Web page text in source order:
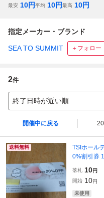
最安 10円平均 10円最高 10円
指定メーカー・ブランド
SEA TO SUMMIT ＋フォロー
2件
終了日時が近い順
開催中に戻る
送料無料
TSIホール
0%割引券
落札 10円
開始 10円
未使用